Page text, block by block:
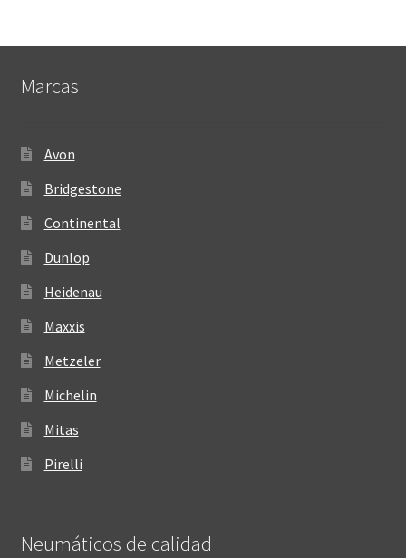
Marcas
Avon
Bridgestone
Continental
Dunlop
Heidenau
Maxxis
Metzeler
Michelin
Mitas
Pirelli
Neumáticos de calidad‎